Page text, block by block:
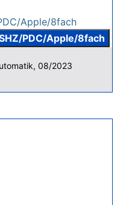
PDC/Apple/8fach
08/2023